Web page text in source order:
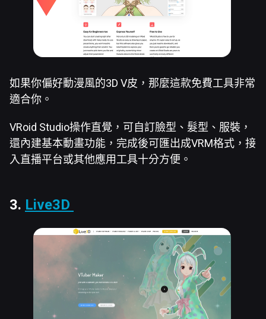
如果你偏好動漫風的3D V皮，那麼這款免費工具非常
適合你。
VRoid Studio操作直覺，可自訂臉型、髮型、服裝，
還內建基本動畫功能，完成後可匯出成VRM格式，接
入直播平台或其他應用工具十分方便。
3. Live3D